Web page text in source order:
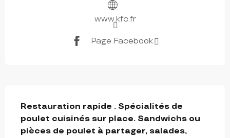
www.kfc.fr
Page Facebook
Restauration rapide . Spécialités de
poulet cuisinés sur place. Sandwichs ou
pièces de poulet à partager, salades,